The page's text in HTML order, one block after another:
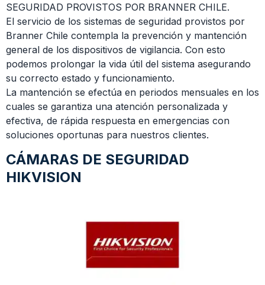
SEGURIDAD PROVISTOS POR BRANNER CHILE.
El servicio de los sistemas de seguridad provistos por
Branner Chile contempla la prevención y mantención
general de los dispositivos de vigilancia. Con esto
podemos prolongar la vida útil del sistema asegurando
su correcto estado y funcionamiento.
La mantención se efectúa en periodos mensuales en los
cuales se garantiza una atención personalizada y
efectiva, de rápida respuesta en emergencias con
soluciones oportunas para nuestros clientes.
CÁMARAS DE SEGURIDAD
HIKVISION